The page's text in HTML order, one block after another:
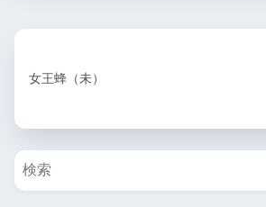
女王蜂（未）